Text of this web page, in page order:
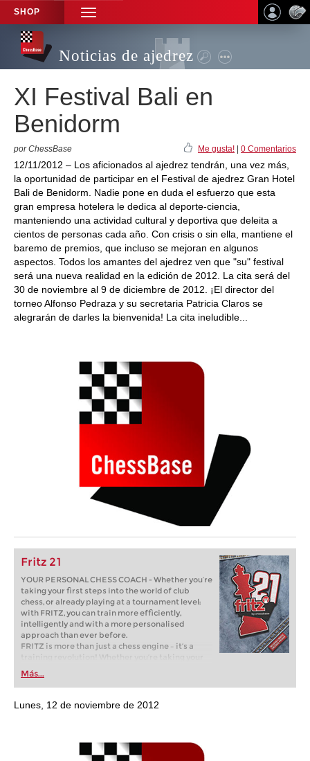
SHOP
TOGGLE
NAVIGATION
Noticias de ajedrez
XI Festival Bali en
Benidorm
por ChessBase Me gusta! 0 Comentarios
12/11/2012 – Los aficionados al ajedrez tendrán, una vez más,
la oportunidad de participar en el Festival de ajedrez Gran Hotel
Bali de Benidorm. Nadie pone en duda el esfuerzo que esta
gran empresa hotelera le dedica al deporte-ciencia,
manteniendo una actividad cultural y deportiva que deleita a
cientos de personas cada año. Con crisis o sin ella, mantiene el
baremo de premios, que incluso se mejoran en algunos
aspectos. Todos los amantes del ajedrez ven que "su" festival
será una nueva realidad en la edición de 2012. La cita será del
30 de noviembre al 9 de diciembre de 2012. ¡El director del
torneo Alfonso Pedraza y su secretaria Patricia Claros se
alegrarán de darles la bienvenida! La cita ineludible...
Fritz 21
YOUR PERSONAL CHESS COACH - Whether you’re
taking your first steps into the world of club
chess, or already playing at a tournament level:
with FRITZ, you can train more efficiently,
intelligently and with a more personalised
approach than ever before.
FRITZ is more than just a chess engine – it’s a
training revolution! Whether you’re taking your
first steps into the world of club chess, or already
playing at a tournament level: with FRITZ, you can
train more efficiently, intelligently and with a
more personalised approach than ever before.
Más...
Lunes, 12 de noviembre de 2012